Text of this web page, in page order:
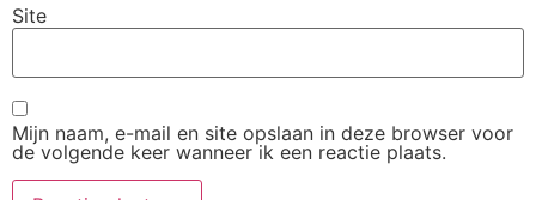
Site
Mijn naam, e-mail en site opslaan in deze browser voor
de volgende keer wanneer ik een reactie plaats.